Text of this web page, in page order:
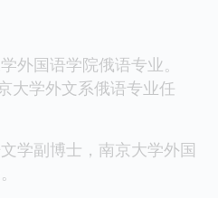
外国语学院俄语专业。
大学外文系俄语专业任
学副博士，南京大学外国